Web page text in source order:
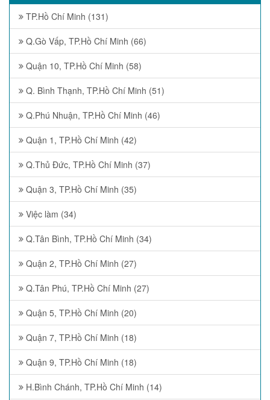
TP.Hồ Chí Minh (131)
Q.Gò Vấp, TP.Hồ Chí Minh (66)
Quận 10, TP.Hồ Chí Minh (58)
Q. Bình Thạnh, TP.Hồ Chí Minh (51)
Q.Phú Nhuận, TP.Hồ Chí Minh (46)
Quận 1, TP.Hồ Chí Minh (42)
Q.Thủ Đức, TP.Hồ Chí Minh (37)
Quận 3, TP.Hồ Chí Minh (35)
Việc làm (34)
Q.Tân Bình, TP.Hồ Chí Minh (34)
Quận 2, TP.Hồ Chí Minh (27)
Q.Tân Phú, TP.Hồ Chí Minh (27)
Quận 5, TP.Hồ Chí Minh (20)
Quận 7, TP.Hồ Chí Minh (18)
Quận 9, TP.Hồ Chí Minh (18)
H.Bình Chánh, TP.Hồ Chí Minh (14)